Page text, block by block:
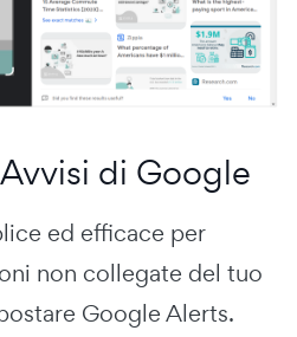
di Google
ed efficace per
non collegate del tuo
Google Alerts.